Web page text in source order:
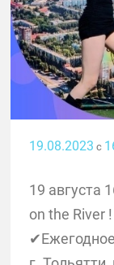
19.08.2023 с
19 августа
on the River !